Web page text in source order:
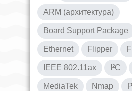
ARM (архитектура)
Board Support Package
Ethernet Flipper
IEEE 802.11ax I²C
MediaTek Nmap